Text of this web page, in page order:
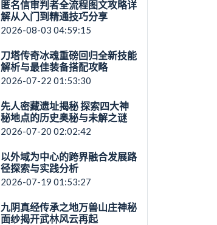
匿名信审判者全流程图文攻略详
解从入门到精通技巧分享
2026-08-03 04:59:15
刀塔传奇冰魂重磅回归全新技能
解析与最佳装备搭配攻略
2026-07-22 01:53:30
先人密藏遗址揭秘 探索四大神
秘地点的历史奥秘与未解之谜
2026-07-20 02:02:42
以外域为中心的跨界融合发展路
径探索与实践分析
2026-07-19 01:53:27
九阴真经传承之地万兽山庄神秘
面纱揭开武林风云再起